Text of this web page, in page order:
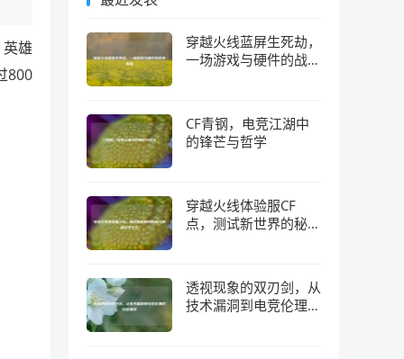
雄
800
穿越火线蓝屏生死劫，
一场游戏与硬件的战争
CF青钢，电竞江湖中
的锋芒与哲学
穿越火线体验服CF
点，测试新世界的秘钥
透视现象的双刃剑，从
技术漏洞到电竞伦理的